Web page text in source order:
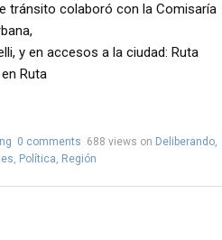
tránsito colaboró con la Comisaría
y en accesos a la ciudad: Ruta
Ruta
0 comments 688 views on Deliberando,
, Política, Región